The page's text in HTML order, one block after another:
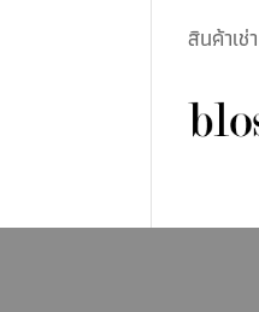
สินค้าเช่า